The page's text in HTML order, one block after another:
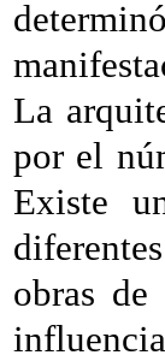
La
por el
Existe
obras